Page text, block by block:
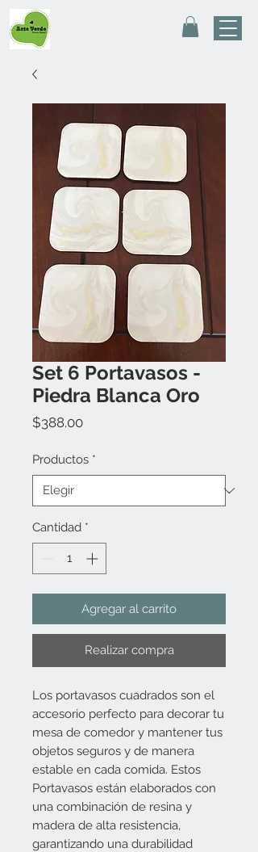
Set 6 Portavasos -
Piedra Blanca Oro
$388.00Precio
Productos *
Cantidad *
Agregar al carrito
Realizar compra
Los portavasos cuadrados son el
accesorio perfecto para decorar tu
mesa de comedor y mantener tus
objetos seguros y de manera
estable en cada comida. Estos
Portavasos están elaborados con
una combinación de resina y
madera de alta resistencia,
garantizando una durabilidad